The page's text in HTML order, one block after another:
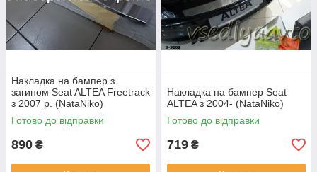
Накладка на бампер з
загином Seat ALTEA Freetrack
з 2007 р. (NataNiko)
Готово до відправки
890 ₴
Накладка на бампер Seat
ALTEA з 2004- (NataNiko)
Готово до відправки
719 ₴